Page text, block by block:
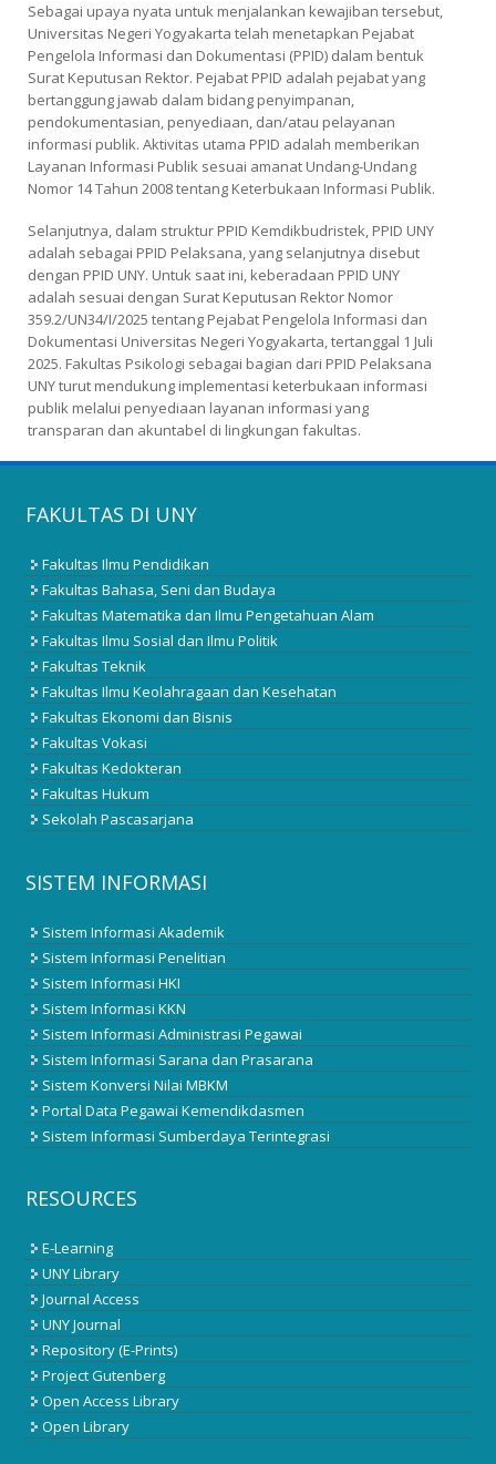
Sebagai upaya nyata untuk menjalankan kewajiban tersebut,
Universitas Negeri Yogyakarta telah menetapkan Pejabat
Pengelola Informasi dan Dokumentasi (PPID) dalam bentuk
Surat Keputusan Rektor. Pejabat PPID adalah pejabat yang
bertanggung jawab dalam bidang penyimpanan,
pendokumentasian, penyediaan, dan/atau pelayanan
informasi publik. Aktivitas utama PPID adalah memberikan
Layanan Informasi Publik sesuai amanat Undang-Undang
Nomor 14 Tahun 2008 tentang Keterbukaan Informasi Publik.
Selanjutnya, dalam struktur PPID Kemdikbudristek, PPID UNY
adalah sebagai PPID Pelaksana, yang selanjutnya disebut
dengan PPID UNY. Untuk saat ini, keberadaan PPID UNY
adalah sesuai dengan Surat Keputusan Rektor Nomor
359.2/UN34/I/2025 tentang Pejabat Pengelola Informasi dan
Dokumentasi Universitas Negeri Yogyakarta, tertanggal 1 Juli
2025. Fakultas Psikologi sebagai bagian dari PPID Pelaksana
UNY turut mendukung implementasi keterbukaan informasi
publik melalui penyediaan layanan informasi yang
transparan dan akuntabel di lingkungan fakultas.
FAKULTAS DI UNY
Fakultas Ilmu Pendidikan
Fakultas Bahasa, Seni dan Budaya
Fakultas Matematika dan Ilmu Pengetahuan Alam
Fakultas Ilmu Sosial dan Ilmu Politik
Fakultas Teknik
Fakultas Ilmu Keolahragaan dan Kesehatan
Fakultas Ekonomi dan Bisnis
Fakultas Vokasi
Fakultas Kedokteran
Fakultas Hukum
Sekolah Pascasarjana
SISTEM INFORMASI
Sistem Informasi Akademik
Sistem Informasi Penelitian
Sistem Informasi HKI
Sistem Informasi KKN
Sistem Informasi Administrasi Pegawai
Sistem Informasi Sarana dan Prasarana
Sistem Konversi Nilai MBKM
Portal Data Pegawai Kemendikdasmen
Sistem Informasi Sumberdaya Terintegrasi
RESOURCES
E-Learning
UNY Library
Journal Access
UNY Journal
Repository (E-Prints)
Project Gutenberg
Open Access Library
Open Library